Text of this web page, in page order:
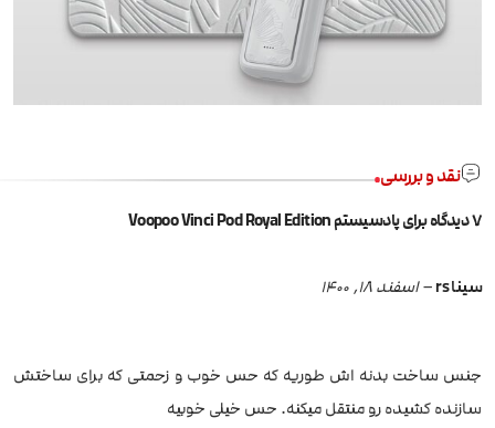
نقد و بررسی
7 دیدگاه برای پادسیستم Voopoo Vinci Pod Royal Edition
سینا rs –اسفند 18, 1400
جنس ساخت بدنه اش طوریه که حس خوب و زحمتی که برای ساختش
سازنده کشیده رو منتقل میکنه. حس خیلی خوبیه